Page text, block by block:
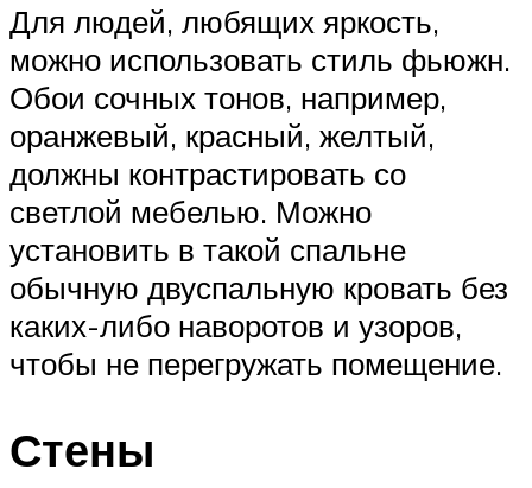
Для людей, любящих яркость,
можно использовать стиль фьюжн.
Обои сочных тонов, например,
оранжевый, красный, желтый,
должны контрастировать со
светлой мебелью. Можно
установить в такой спальне
обычную двуспальную кровать без
каких-либо наворотов и узоров,
чтобы не перегружать помещение.
Стены